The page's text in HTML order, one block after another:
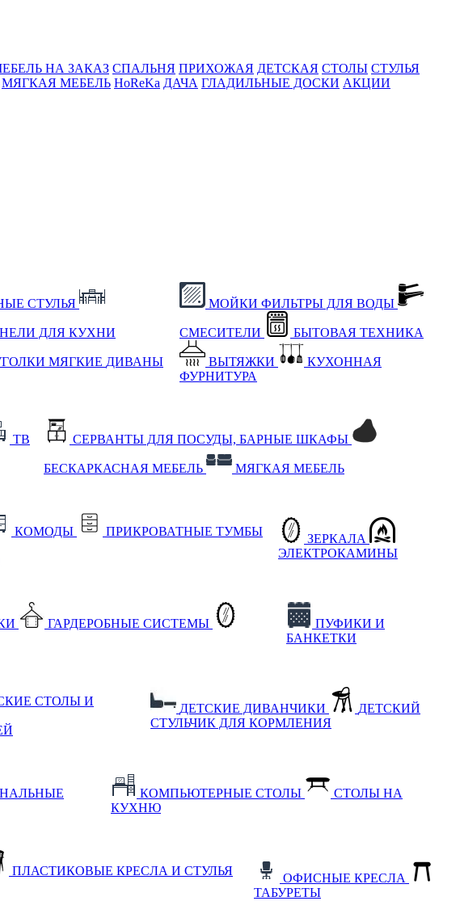
НА ЗАКАЗ СПАЛЬНЯ ПРИХОЖАЯ ДЕТСКАЯ СТОЛЫ СТУЛЬЯ
МЯГКАЯ МЕБЕЛЬ HoReKa ДАЧА ГЛАДИЛЬНЫЕ ДОСКИ АКЦИИ
СТУЛЬЯ
ДЛЯ КУХНИ
МЯГКИЕ ДИВАНЫ
МОЙКИ ФИЛЬТРЫ ДЛЯ ВОДЫ
СМЕСИТЕЛИ БЫТОВАЯ ТЕХНИКА
ВЫТЯЖКИ
КУХОННАЯ
ФУРНИТУРА
ТВ СЕРВАНТЫ ДЛЯ ПОСУДЫ, БАРНЫЕ ШКАФЫ
БЕСКАРКАСНАЯ МЕБЕЛЬ МЯГКАЯ МЕБЕЛЬ
КОМОДЫ ПРИКРОВАТНЫЕ ТУМБЫ
ЗЕРКАЛА
ЭЛЕКТРОКАМИНЫ
ГАРДЕРОБНЫЕ СИСТЕМЫ
ПУФИКИ И
БАНКЕТКИ
СТОЛЫ И
ДЕТСКИЕ ДИВАНЧИКИ
ДЕТСКИЙ
СТУЛЬЧИК ДЛЯ КОРМЛЕНИЯ
КОМПЬЮТЕРНЫЕ СТОЛЫ
СТОЛЫ НА
КУХНЮ
ПЛАСТИКОВЫЕ КРЕСЛА И СТУЛЬЯ
ОФИСНЫЕ КРЕСЛА
ТАБУРЕТЫ